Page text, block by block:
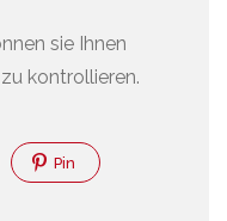
sie Ihnen
kontrollieren.
Pin